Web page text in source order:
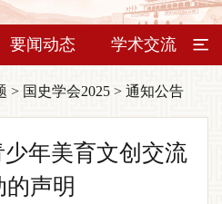
要闻动态 学术交流
> 国史学会2025> 通知公告
少年美育文创交流
的声明